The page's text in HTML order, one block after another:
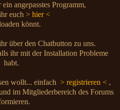
angepasstes Programm,
euch > hier <
könnt.
über den Chatbutton zu uns.
ihr mit der Installation Probleme
habt.
wollt... einfach > registrieren < ,
im Mitgliederbereich des Forums